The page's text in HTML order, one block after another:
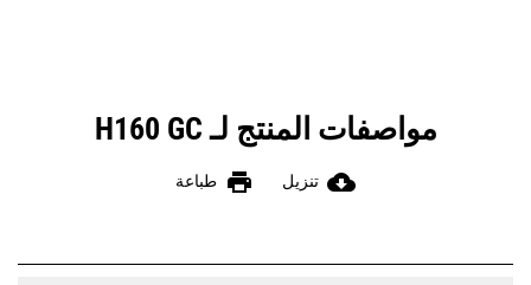
مواصفات المنتج لـ H160 GC
cloud_download تنزيل print طباعة